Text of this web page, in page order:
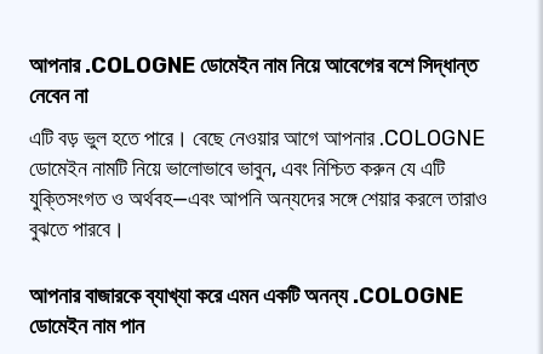
আপনার .COLOGNE ডোমেইন নাম নিয়ে আবেগের বশে সিদ্ধান্ত
নেবেন না
এটি বড় ভুল হতে পারে। বেছে নেওয়ার আগে আপনার .COLOGNE
ডোমেইন নামটি নিয়ে ভালোভাবে ভাবুন, এবং নিশ্চিত করুন যে এটি
যুক্তিসংগত ও অর্থবহ—এবং আপনি অন্যদের সঙ্গে শেয়ার করলে তারাও
বুঝতে পারবে।
আপনার বাজারকে ব্যাখ্যা করে এমন একটি অনন্য .COLOGNE
ডোমেইন নাম পান